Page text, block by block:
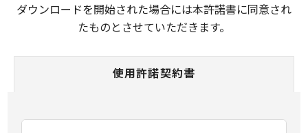
ダウンロードを開始された場合には本許諾書に同意され
たものとさせていただきます。
使用許諾契約書